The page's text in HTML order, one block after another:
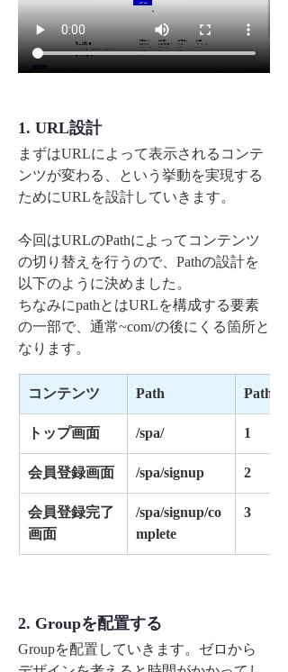
1. URL設計
まずはURLによって表示されるコンテ
ンツが変わる、という挙動を実現する
ためにURLを設計していきます。
今回はURLのPathによってコンテンツ
の切り替えを行うので、Pathの設計を
以下のように決めました。
ちなみにpathとはURLを構成する要素
の一部で、通常~com/の後にくる箇所と
なります。
コンテンツ Path Pathの
トップ画面 /spa/ 1
会員登録画面 /spa/signup 2
会員登録完了
画面
/spa/signup/co
mplete
3
2. Groupを配置する
Groupを配置していきます。ゼロから